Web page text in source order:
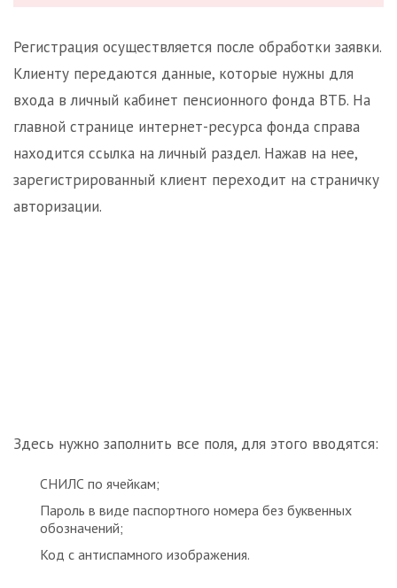
Регистрация осуществляется после обработки заявки.
Клиенту передаются данные, которые нужны для
входа в личный кабинет пенсионного фонда ВТБ. На
главной странице интернет-ресурса фонда справа
находится ссылка на личный раздел. Нажав на нее,
зарегистрированный клиент переходит на страничку
авторизации.
Здесь нужно заполнить все поля, для этого вводятся:
СНИЛС по ячейкам;
Пароль в виде паспортного номера без буквенных
обозначений;
Код с антиспамного изображения.